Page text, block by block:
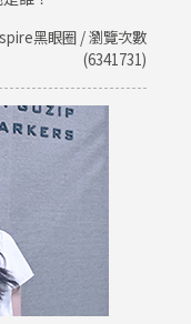
黑眼圈 / 瀏覽次數
(6341731)